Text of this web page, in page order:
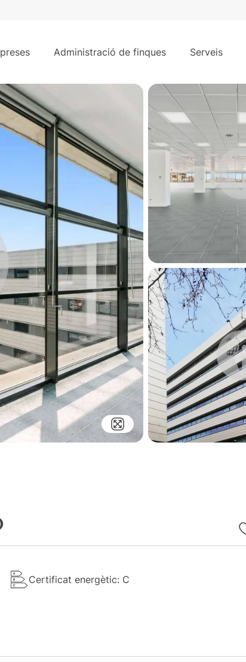
Administració de finques Serveis
Certificat energètic: C